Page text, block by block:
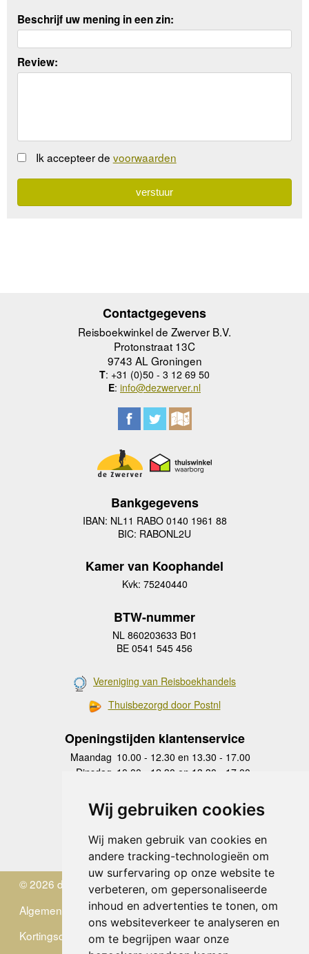
Wij gebruiken cookies
Wij maken gebruik van cookies en
andere tracking-technologieën om
uw surfervaring op onze website te
verbeteren, om gepersonaliseerde
inhoud en advertenties te tonen, om
ons websiteverkeer te analyseren en
om te begrijpen waar onze
Beschrijf uw mening in een zin:
Review:
Ik accepteer de voorwaarden
Contactgegevens
Reisboekwinkel de Zwerver B.V.
Protonstraat 13C
9743 AL Groningen
T: +31 (0)50 - 3 12 69 50
E: info@dezwerver.nl
Bankgegevens
IBAN: NL11 RABO 0140 1961 88
BIC: RABONL2U
Kamer van Koophandel
Kvk: 75240440
BTW-nummer
NL 860203633 B01
BE 0541 545 456
Vereniging van Reisboekhandels
Thuisbezorgd door Postnl
Openingstijden klantenservice
Maandag 10.00 - 12.30 en 13.30 - 17.00
Dinsdag 10.00 - 12.30 en 13.30 - 17.00
Donderdag
10.00 - 12.30 en 13.30 - 17.00
Vrijdag 10.00 - 12.30 en 13.30 - 17.00
Zaterdag
gesloten
Zondag gesloten
© 2026 de Zwerver
Algemene Voorwaarden
Kortingscode